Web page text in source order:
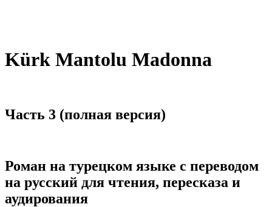
Kürk Mantolu Madonna
Часть 3 (полная версия)
Роман на турецком языке с переводом
на русский для чтения, пересказа и
аудирования